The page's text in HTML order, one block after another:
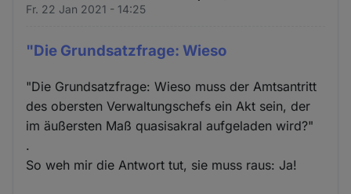
Fr. 22 Jan 2021 - 14:25
"Die Grundsatzfrage: Wieso
"Die Grundsatzfrage: Wieso muss der Amtsantritt
des obersten Verwaltungschefs ein Akt sein, der
im äußersten Maß quasisakral aufgeladen wird?"
.
So weh mir die Antwort tut, sie muss raus: Ja!